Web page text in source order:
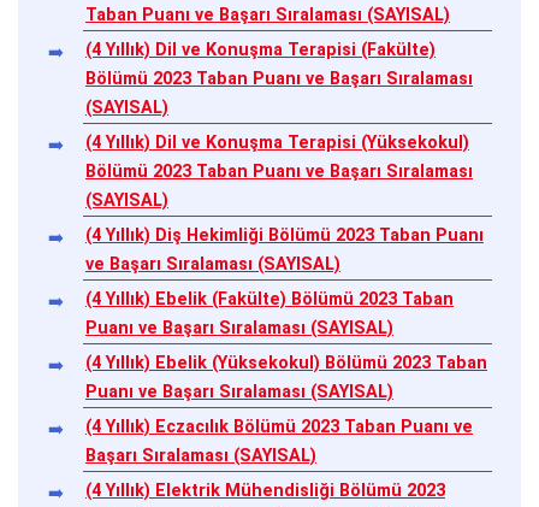
Taban Puanı ve Başarı Sıralaması (SAYISAL)
(4 Yıllık) Dil ve Konuşma Terapisi (Fakülte)
Bölümü 2023 Taban Puanı ve Başarı Sıralaması
(SAYISAL)
(4 Yıllık) Dil ve Konuşma Terapisi (Yüksekokul)
Bölümü 2023 Taban Puanı ve Başarı Sıralaması
(SAYISAL)
(4 Yıllık) Diş Hekimliği Bölümü 2023 Taban Puanı
ve Başarı Sıralaması (SAYISAL)
(4 Yıllık) Ebelik (Fakülte) Bölümü 2023 Taban
Puanı ve Başarı Sıralaması (SAYISAL)
(4 Yıllık) Ebelik (Yüksekokul) Bölümü 2023 Taban
Puanı ve Başarı Sıralaması (SAYISAL)
(4 Yıllık) Eczacılık Bölümü 2023 Taban Puanı ve
Başarı Sıralaması (SAYISAL)
(4 Yıllık) Elektrik Mühendisliği Bölümü 2023